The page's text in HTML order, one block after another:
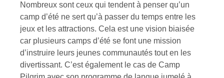
Nombreux sont ceux qui tendent à penser qu’un
camp d’été ne sert qu’à passer du temps entre les
jeux et les attractions. Cela est une vision biaisée
car plusieurs camps d’été se font une mission
d’instruire leurs jeunes communautés tout en les
divertissant. C’est également le cas de Camp